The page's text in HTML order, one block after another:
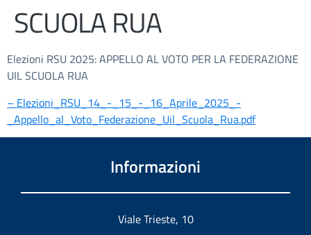
SCUOLA RUA
Elezioni RSU 2025: APPELLO AL VOTO PER LA FEDERAZIONE
UIL SCUOLA RUA
– Elezioni_RSU_14_-_15_-_16_Aprile_2025_-
_Appello_al_Voto_Federazione_Uil_Scuola_Rua.pdf
Informazioni
Viale Trieste, 10